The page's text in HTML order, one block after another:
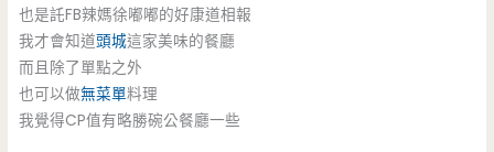
也是託FB辣媽徐嘟嘟的好康道相報
我才會知道頭城這家美味的餐廳
而且除了單點之外
也可以做無菜單料理
我覺得CP值有略勝碗公餐廳一些